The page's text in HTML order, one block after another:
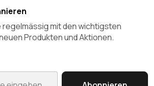
regelmässig mit den wichtigsten
Produkten und Aktionen.